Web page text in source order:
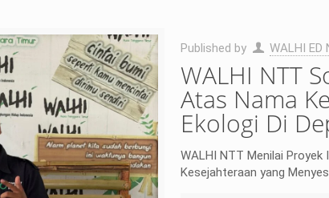
Published by WALHI ED
WALHI NTT
Atas Nama
Ekologi Di
WALHI NTT Menilai Proyek
Kesejahteraan yang